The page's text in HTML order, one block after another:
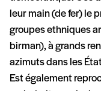
leur main (de fer) le
groupes ethniques
birman), à grands
azimuts dans les
Est également